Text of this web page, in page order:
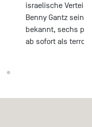
israelische
Benny Gantz
bekannt, sechs
ab sofort als